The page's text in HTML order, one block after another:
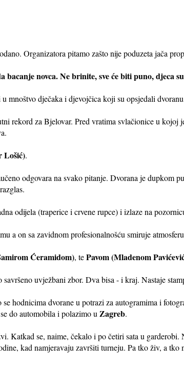
Organizatora pitamo zašto nije poduzeta jača
novca. Ne brinite, sve će biti puno, djeca
mnoštvo dječaka i djevojčica koji su opsjedali
rekord za Bjelovar. Pred vratima svlačionice u kojoj
Lošić).
odgovara na svako pitanje. Dvorana je dupkom
odijela (traperice i crvene rupce) i izlaze na
a on sa zavidnom profesionalnošću smiruje
Ćeramidom), tePavom (Mladenom
uvježbani zbor. Dva bisa - i kraj. Nastaje
hodnicima dvorane u potrazi za autogramima i
do automobila i polazimo u Zagreb.
Katkad se, naime, čekalo i po četiri sata u
kad namjeravaju završiti turneju. Pa tko živ, a tko